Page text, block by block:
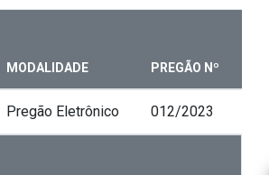
MODALIDADE PREGÃO Nº
Pregão Eletrônico 012/2023